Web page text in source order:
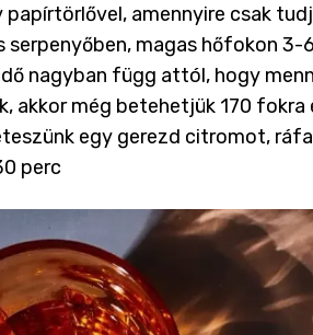
amennyire csak
serpenyőben, magas hőfokon
nagyban függ attól, hogy
akkor még betehetjük 170
egy gerezd citromot,
perc